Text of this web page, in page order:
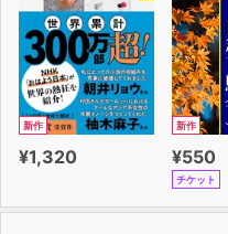
新作
¥1,320
新作
¥550
チケット